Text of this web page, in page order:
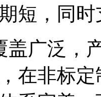
短，同
盖广泛，
在非标